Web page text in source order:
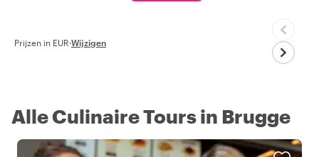
Prijzen in EUR·Wijzigen
Alle Culinaire Tours in Brugge